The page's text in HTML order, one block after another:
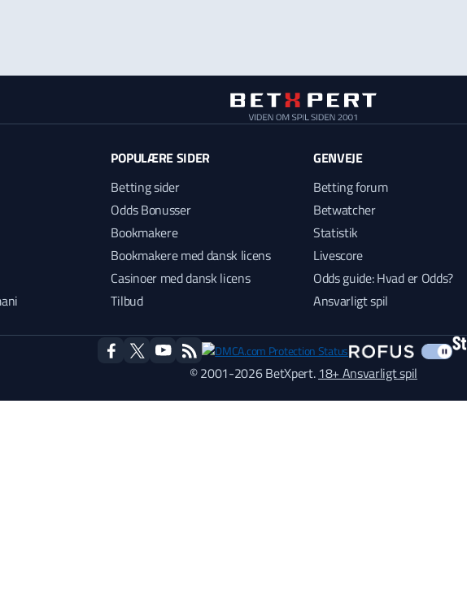
POPULÆRE SIDER
Betting sider
Odds Bonusser
Bookmakere
Bookmakere med dansk licens
Casinoer med dansk licens
Tilbud
GENVEJE
Betting forum
Betwatcher
Statistik
Livescore
Odds guide: Hvad er Odds?
Ansvarligt spil
facebooktwitter youtubeRSS
© 2001-2026 BetXpert. 18+ Ansvarligt spil